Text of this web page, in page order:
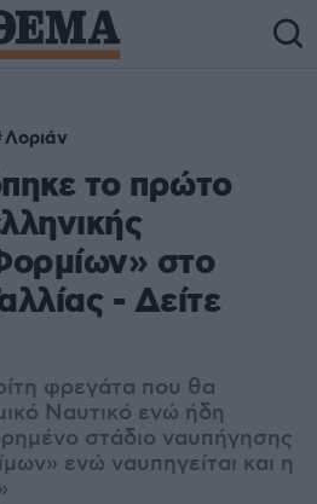
Λοριάν
το πρώτο
στο
- Δείτε
φρεγάτα που θα
Ναυτικό ενώ ήδη
στάδιο ναυπήγησης
ενώ ναυπηγείται και η